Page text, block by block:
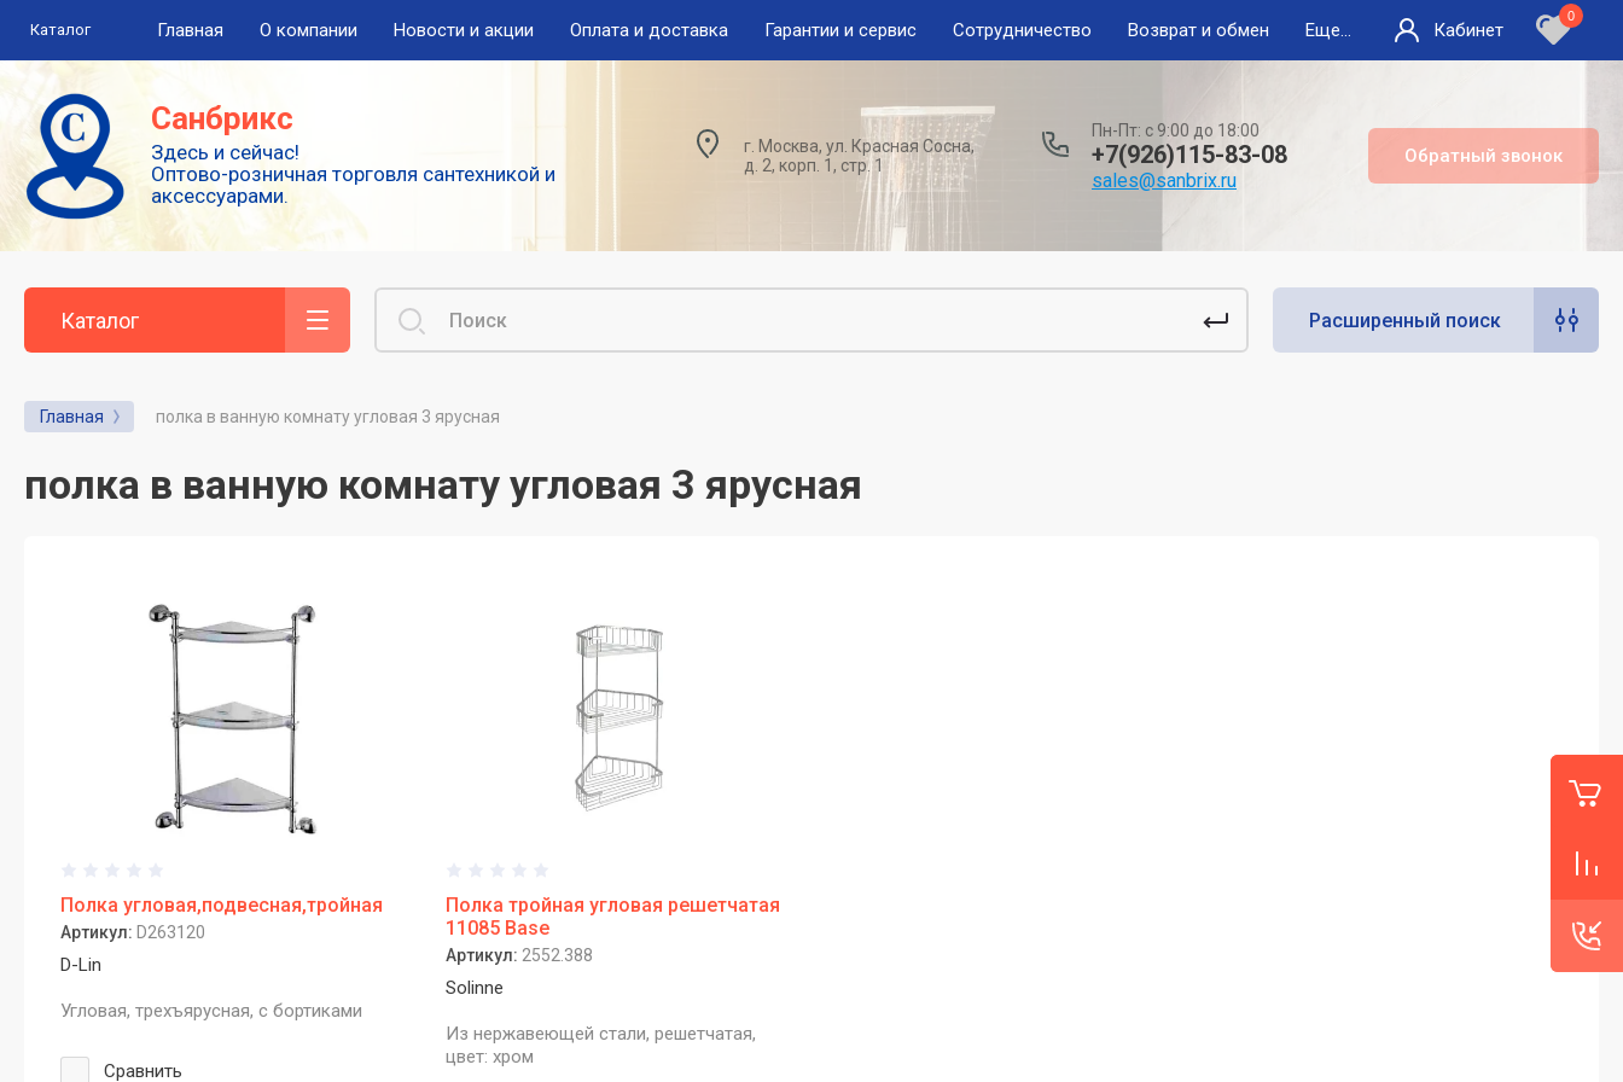
Полезная информация
Сушилки для рук
Высокоскоростные погружные сушилки
для рук
Сенсорные или автоматические
Диспенсеры для туалетной бумаги
Популярные аксессуары для гигиены.
Дозаторы для жидкого мыла
Автоматические (сенсорные) дозаторы
для жидкого мыла: Виды и
преимущества использования
Фены настенные: назначение, виды,
Что нужно знать о диспенсерах для
бумажных полотенец
установку или демонтаж сушилок для
рук в сметах и в чём нюансы
Какие настенные фены предпочитают
гостиничные комплексы и спортивные
клубы?
Дозаторы для жидкого мыла и
Каталог Главная О компании Новости и акции Оплата и доставка Гарантии и сервис Сотрудничество Возврат и обмен Еще... Кабинет
0
Санбрикс
Здесь и сейчас!
Оптово-розничная торговля сантехникой и
аксессуарами.
г. Москва, ул. Красная Сосна,
д. 2, корп. 1, стр. 1
Пн-Пт: с 9:00 до 18:00
+7(926)115-83-08
sales@sanbrix.ru
Обратный звонок
Каталог Расширенный поиск
Главная полка в ванную комнату угловая 3 ярусная
полка в ванную комнату угловая 3 ярусная
Полка угловая,подвесная,тройная
Артикул: D263120
D-Lin
Угловая, трехъярусная, с бортиками
Сравнить
Полка тройная угловая решетчатая
11085 Base
Артикул: 2552.388
Solinne
Из нержавеющей стали, решетчатая,
цвет: хром